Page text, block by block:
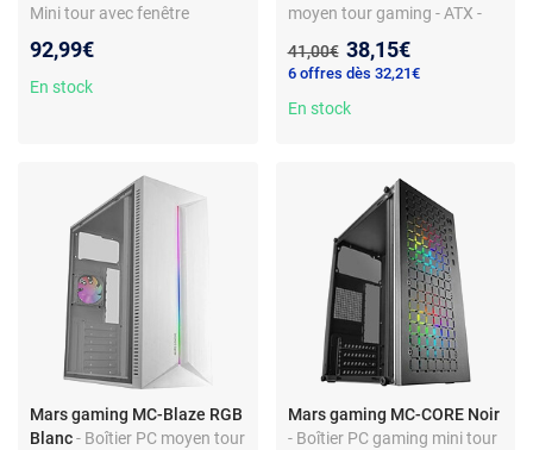
Mini tour avec fenêtre
trempé - écran LCD intégré
92,99€
En stock
moyen tour gaming - ATX -
- audio frontal
Ancien prix :
41,00€ Nouveau prix :
38,15€
6 offres dès 32,21€
En stock
Mars gaming MC-Blaze RGB
Blanc- Boîtier PC moyen tour
Mars gaming MC-CORE Noir
- Boîtier PC gaming mini tour